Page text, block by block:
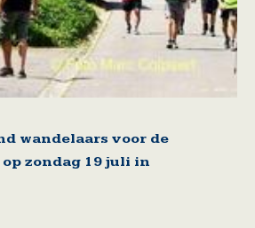
wandelaars voor de
zondag 19 juli in